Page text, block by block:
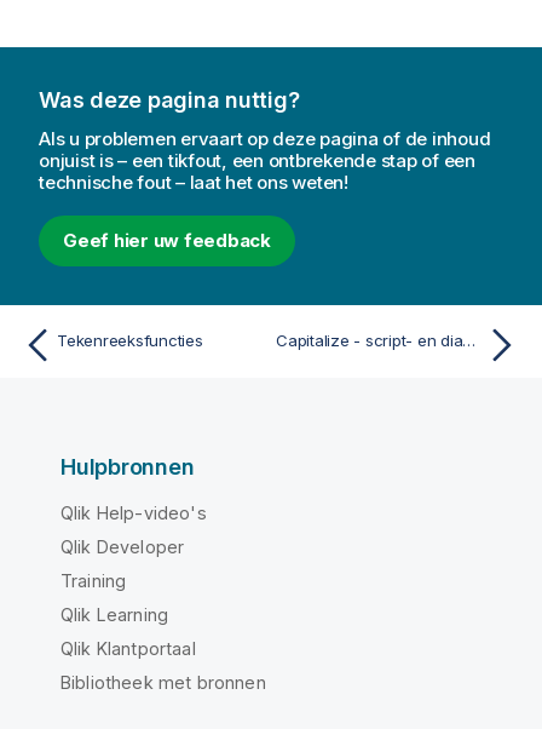
Was deze pagina nuttig?
Als u problemen ervaart op deze pagina of de inhoud
onjuist is – een tikfout, een ontbrekende stap of een
technische fout – laat het ons weten!
Geef hier uw feedback
Tekenreeksfuncties Capitalize - script- en diagramfunctie
Hulpbronnen
Qlik Help-video's
Qlik Developer
Training
Qlik Learning
Qlik Klantportaal
Bibliotheek met bronnen